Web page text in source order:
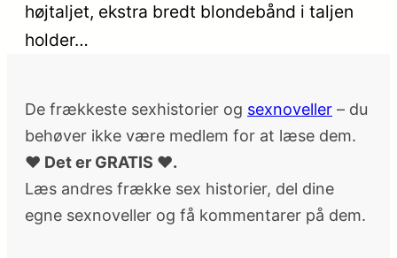
højtaljet, ekstra bredt blondebånd i taljen
holder…
De frækkeste sexhistorier og sexnoveller – du
behøver ikke være medlem for at læse dem.
♥ Det er GRATIS ♥.
Læs andres frække sex historier, del dine
egne sexnoveller og få kommentarer på dem.